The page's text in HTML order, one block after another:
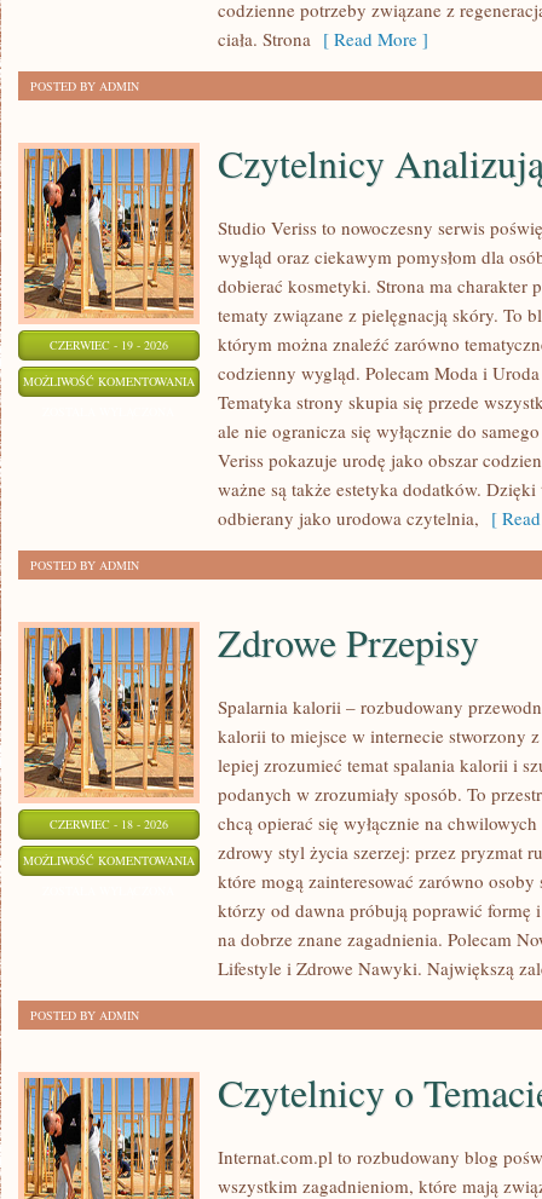
codzienne potrzeby związane z
ciała. Strona [ Read More ]
POSTED BY ADMIN
CZERWIEC - 19 - 2026
MOŻLIWOŚĆ KOMENTOWANIA CZYTELNICY
ANALIZUJĄ
Czytelnicy
Studio Veriss to nowoczesny serwis
wygląd oraz ciekawym pomysłom dla
dobierać kosmetyki. Strona ma charakter
tematy związane z pielęgnacją skóry. To
którym można znaleźć zarówno
codzienny wygląd. Polecam Moda i
Tematyka strony skupia się przede
ale nie ogranicza się wyłącznie do
Veriss pokazuje urodę jako obszar
ważne są także estetyka dodatków.
odbierany jako urodowa czytelnia, [
POSTED BY ADMIN
CZERWIEC - 18 - 2026
MOŻLIWOŚĆ KOMENTOWANIA ZDROWE
PRZEPISY
Zdrowe Przepisy
Spalarnia kalorii – rozbudowany
kalorii to miejsce w internecie stworzony
lepiej zrozumieć temat spalania kalorii i
podanych w zrozumiały sposób. To
chcą opierać się wyłącznie na
zdrowy styl życia szerzej: przez pryzmat
które mogą zainteresować zarówno
którzy od dawna próbują poprawić formę
na dobrze znane zagadnienia. Polecam
Lifestyle i Zdrowe Nawyki. Największą
POSTED BY ADMIN
Czytelnicy o
Internat.com.pl to rozbudowany blog
wszystkim zagadnieniom, które mają